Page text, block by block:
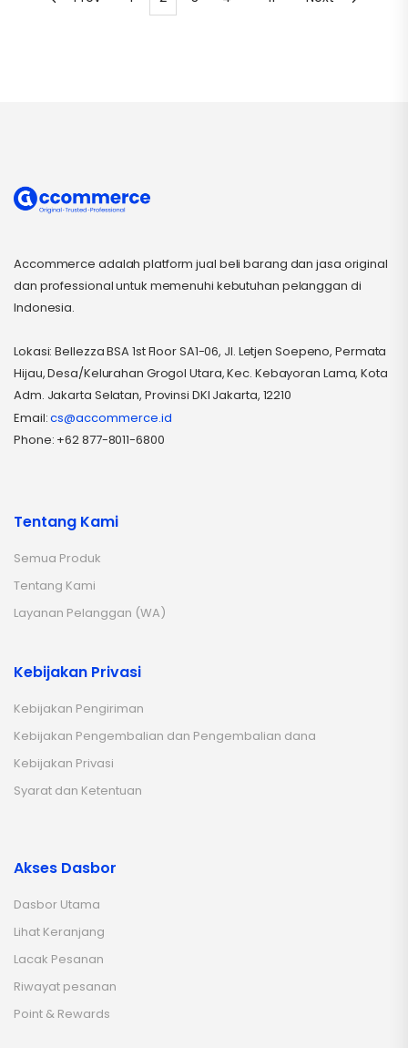
Accommerce adalah platform jual beli barang dan jasa original
dan professional untuk memenuhi kebutuhan pelanggan di
Indonesia.
Lokasi: Bellezza BSA 1st Floor SA1-06, Jl. Letjen Soepeno, Permata
Hijau, Desa/Kelurahan Grogol Utara, Kec. Kebayoran Lama, Kota
Adm. Jakarta Selatan, Provinsi DKI Jakarta, 12210
Email:cs@accommerce.id
Phone: +62 877-8011-6800
Tentang Kami
Semua Produk
Tentang Kami
Layanan Pelanggan (WA)
Kebijakan Privasi
Kebijakan Pengiriman
Kebijakan Pengembalian dan Pengembalian dana
Kebijakan Privasi
Syarat dan Ketentuan
Akses Dasbor
Dasbor Utama
Lihat Keranjang
Lacak Pesanan
Riwayat pesanan
Point & Rewards